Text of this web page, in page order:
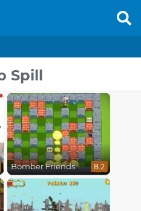
Spill
Bomber Friends 8.2